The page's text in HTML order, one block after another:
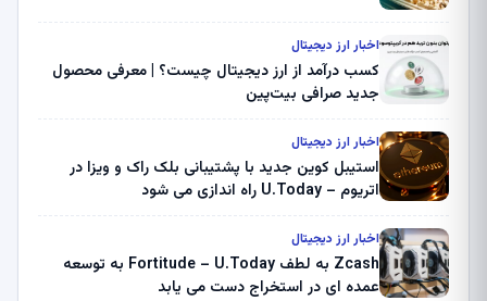
اخبار ارز دیجیتال
کسب درآمد از ارز دیجیتال چیست؟ | معرفی محصول
جدید صرافی بیت‌پین
اخبار ارز دیجیتال
استیبل کوین جدید با پشتیبانی بلک راک و ویزا در
اتریوم – U.Today راه اندازی می شود
اخبار ارز دیجیتال
Zcash به لطف Fortitude – U.Today به توسعه
عمده ای در استخراج دست می یابد